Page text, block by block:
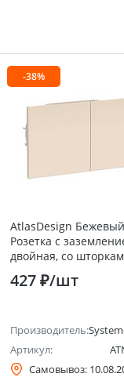
Electric)
-38%
AtlasDesign Бежевый
Розетка с
двойная, со
крышкой, 16А, (в
рамкой) Systeme
427 ₽/шт
Производитель:
Артикул:
Самовывоз: